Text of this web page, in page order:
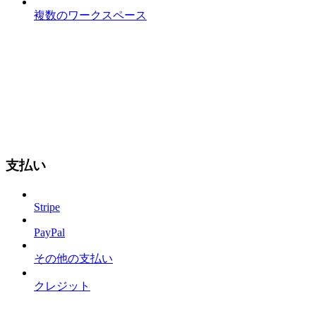
複数のワークスペース
支払い
Stripe
PayPal
その他の支払い
クレジット